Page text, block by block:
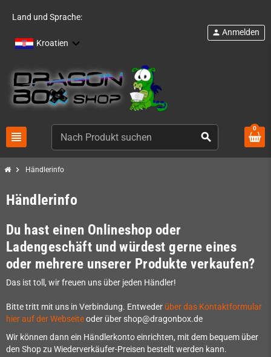
Land und Sprache:
Kroatien
view_headline search
person Anmelden
0
chevron_right Händlerinfo
Händlerinfo
Du hast einen Onlineshop oder
Ladengeschäft und würdest gerne eines
oder mehrere unserer Produkte verkaufen?
Das ist toll, wir freuen uns über jeden Händler!
Bitte tritt mit uns in Verbindung. Entweder über das Kontaktformular
hier auf der Webseiteoder über shop@dragonbox.de
Wir können dann ein Händlerkonto einrichten, mit dem bequem über
den Shop zu Wiederverkäufer-Preisen bestellt werden kann.